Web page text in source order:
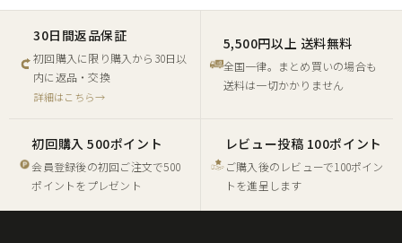
30日間返品保証
初回購入に限り購入から30日以
内に返品・交換
詳細はこちら→
5,500円以上 送料無料
全国一律。まとめ買いの場合も
送料は一切かかりません
初回購入 500ポイント
会員登録後の初回ご注文で500
ポイントをプレゼント
レビュー投稿 100ポイント
ご購入後のレビューで100ポイン
トを進呈します